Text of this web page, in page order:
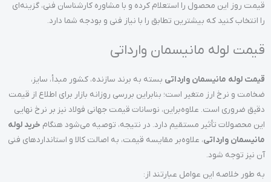
قیمت روز این محصول را استعلام کرده و با مشاوره کارشناسان فنی، گزینه‌ای
را انتخاب کنید که بیشترین تطابق را با نیاز فنی و بودجه شما دارد.
قیمت لوله مانیسمان وارداتی
قیمت لوله مانیسمان وارداتی بسته به برند سازنده، کشور مبدأ، سایز،
ضخامت و نرخ ارز متغیر است؛ بنابراین بررسی روزانه بازار برای اطلاع از قیمت
دقیق ضروری است. علاوه‌براین، نوسانات قیمت جهانی فولاد نیز بر نرخ نهایی
این محصولات تأثیر مستقیم دارد. در نتیجه، توصیه می‌شود هنگام خرید لوله
مانیسمان وارداتی، علاوه‌بر مقایسه قیمت، به اصالت کالا و استانداردهای فنی
آن نیز توجه شود.
به طور خلاصه این عوامل عبارتند از: